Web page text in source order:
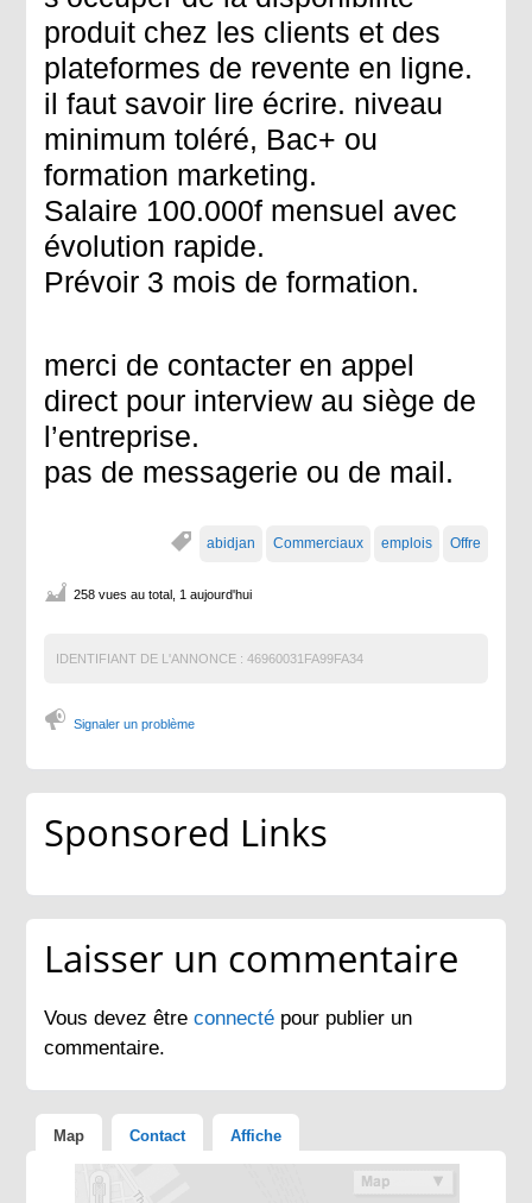
produit chez les clients et des
plateformes de revente en ligne.
il faut savoir lire écrire. niveau
minimum toléré, Bac+ ou
formation marketing.
Salaire 100.000f mensuel avec
évolution rapide.
Prévoir 3 mois de formation.
merci de contacter en appel
direct pour interview au siège de
l’entreprise.
pas de messagerie ou de mail.
abidjan Commerciaux emplois Offre
258 vues au total, 1 aujourd'hui
IDENTIFIANT DE L'ANNONCE : 46960031FA99FA34
Signaler un problème
Sponsored Links
Laisser un commentaire
Vous devez êtreconnecté pour publier un
commentaire.
Map Contact Affiche